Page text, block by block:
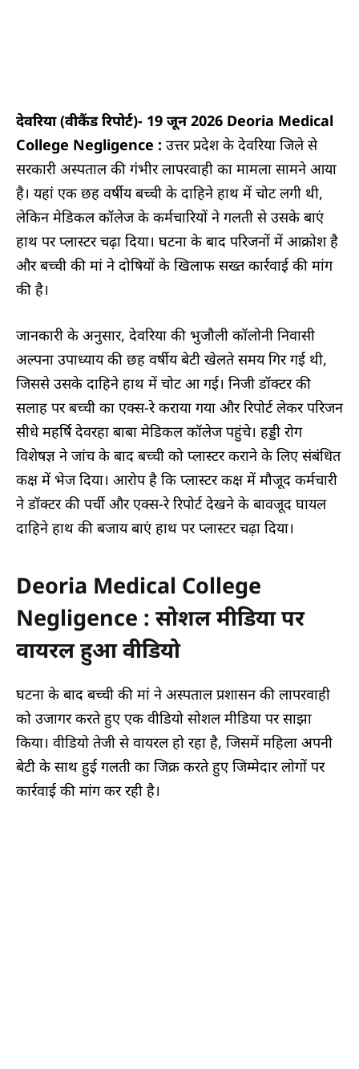
देवरिया (वीकैंड रिपोर्ट)- 19 जून 2026 Deoria Medical
College Negligence : उत्तर प्रदेश के देवरिया जिले से
सरकारी अस्पताल की गंभीर लापरवाही का मामला सामने आया
है। यहां एक छह वर्षीय बच्ची के दाहिने हाथ में चोट लगी थी,
लेकिन मेडिकल कॉलेज के कर्मचारियों ने गलती से उसके बाएं
हाथ पर प्लास्टर चढ़ा दिया। घटना के बाद परिजनों में आक्रोश है
और बच्ची की मां ने दोषियों के खिलाफ सख्त कार्रवाई की मांग
की है।
जानकारी के अनुसार, देवरिया की भुजौली कॉलोनी निवासी
अल्पना उपाध्याय की छह वर्षीय बेटी खेलते समय गिर गई थी,
जिससे उसके दाहिने हाथ में चोट आ गई। निजी डॉक्टर की
सलाह पर बच्ची का एक्स-रे कराया गया और रिपोर्ट लेकर परिजन
सीधे महर्षि देवरहा बाबा मेडिकल कॉलेज पहुंचे। हड्डी रोग
विशेषज्ञ ने जांच के बाद बच्ची को प्लास्टर कराने के लिए संबंधित
कक्ष में भेज दिया। आरोप है कि प्लास्टर कक्ष में मौजूद कर्मचारी
ने डॉक्टर की पर्ची और एक्स-रे रिपोर्ट देखने के बावजूद घायल
दाहिने हाथ की बजाय बाएं हाथ पर प्लास्टर चढ़ा दिया।
Deoria Medical College
Negligence : सोशल मीडिया पर
वायरल हुआ वीडियो
घटना के बाद बच्ची की मां ने अस्पताल प्रशासन की लापरवाही
को उजागर करते हुए एक वीडियो सोशल मीडिया पर साझा
किया। वीडियो तेजी से वायरल हो रहा है, जिसमें महिला अपनी
बेटी के साथ हुई गलती का जिक्र करते हुए जिम्मेदार लोगों पर
कार्रवाई की मांग कर रही है।